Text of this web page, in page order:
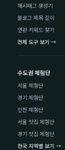
해시태그 생성기
블로그 제목 길이
연관 키워드 찾기
전체 도구 보기 →
수도권 체험단
서울 체험단
경기 체험단
인천 체험단
서울 맛집 체험단
경기 맛집 체험단
전국 지역별 보기 →